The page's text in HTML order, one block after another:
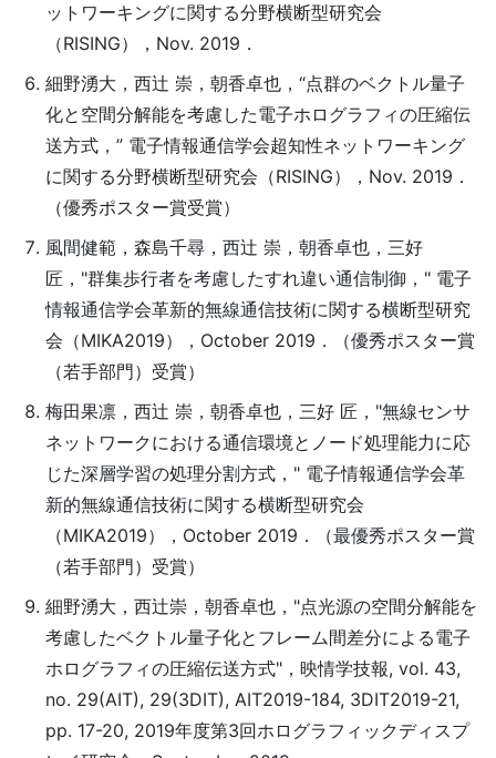
ットワーキングに関する分野横断型研究会
（RISING），Nov. 2019．
細野湧大，西辻 崇，朝香卓也，“点群のベクトル量子
化と空間分解能を考慮した電子ホログラフィの圧縮伝
送方式，” 電子情報通信学会超知性ネットワーキング
に関する分野横断型研究会（RISING），Nov. 2019．
（優秀ポスター賞受賞）
風間健範，森島千尋，西辻 崇，朝香卓也，三好
匠，"群集歩行者を考慮したすれ違い通信制御，" 電子
情報通信学会革新的無線通信技術に関する横断型研究
会（MIKA2019），October 2019．（優秀ポスター賞
（若手部門）受賞）
梅田果凛，西辻 崇，朝香卓也，三好 匠，"無線センサ
ネットワークにおける通信環境とノード処理能力に応
じた深層学習の処理分割方式，" 電子情報通信学会革
新的無線通信技術に関する横断型研究会
（MIKA2019），October 2019．（最優秀ポスター賞
（若手部門）受賞）
細野湧大，西辻崇，朝香卓也，"点光源の空間分解能を
考慮したベクトル量子化とフレーム間差分による電子
ホログラフィの圧縮伝送方式"，映情学技報, vol. 43,
no. 29(AIT), 29(3DIT), AIT2019-184, 3DIT2019-21,
pp. 17-20, 2019年度第3回ホログラフィックディスプ